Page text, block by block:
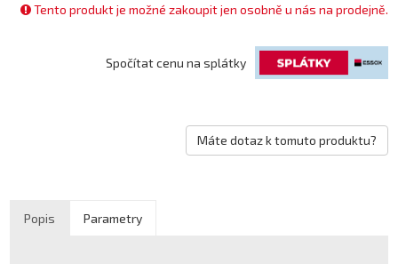
Tento produkt je možné zakoupit jen osobně u nás na prodejně.
Spočítat cenu na splátky
Máte dotaz k tomuto produktu?
Popis Parametry